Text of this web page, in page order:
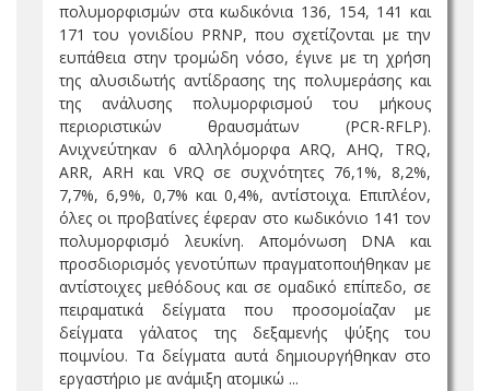
πολυμορφισμών στα κωδικόνια 136, 154, 141 και
171 του γονιδίου PRNP, που σχετίζονται με την
ευπάθεια στην τρομώδη νόσο, έγινε με τη χρήση
της αλυσιδωτής αντίδρασης της πολυμεράσης και
της ανάλυσης πολυμορφισμού του μήκους
περιοριστικών θραυσμάτων (PCR-RFLP).
Ανιχνεύτηκαν 6 αλληλόμορφα ARQ, AHQ, TRQ,
ARR, ARH και VRQ σε συχνότητες 76,1%, 8,2%,
7,7%, 6,9%, 0,7% και 0,4%, αντίστοιχα. Επιπλέον,
όλες οι προβατίνες έφεραν στο κωδικόνιο 141 τον
πολυμορφισμό λευκίνη. Απομόνωση DNA και
προσδιορισμός γενοτύπων πραγματοποιήθηκαν με
αντίστοιχες μεθόδους και σε ομαδικό επίπεδο, σε
πειραματικά δείγματα που προσομοίαζαν με
δείγματα γάλατος της δεξαμενής ψύξης του
ποιμνίου. Τα δείγματα αυτά δημιουργήθηκαν στο
εργαστήριο με ανάμιξη ατομικώ ...